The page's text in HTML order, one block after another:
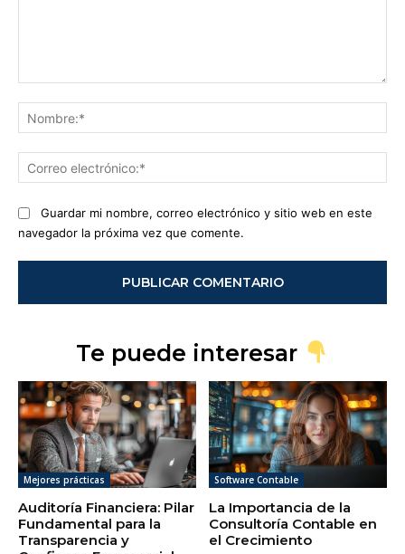
Guardar mi nombre, correo electrónico y sitio web en este
navegador la próxima vez que comente.
Te puede interesar
Mejores prácticas
Auditoría Financiera: Pilar
Fundamental para la
Transparencia y
Software Contable
La Importancia de la
Consultoría Contable en
el Crecimiento